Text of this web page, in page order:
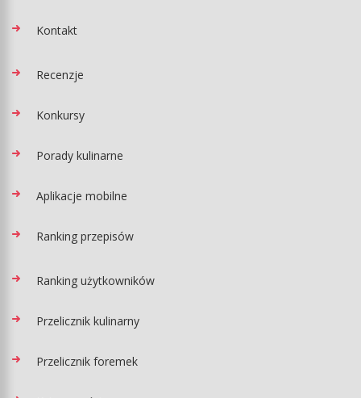
Kontakt
Recenzje
Konkursy
Porady kulinarne
Aplikacje mobilne
Ranking przepisów
Ranking użytkowników
Przelicznik kulinarny
Przelicznik foremek